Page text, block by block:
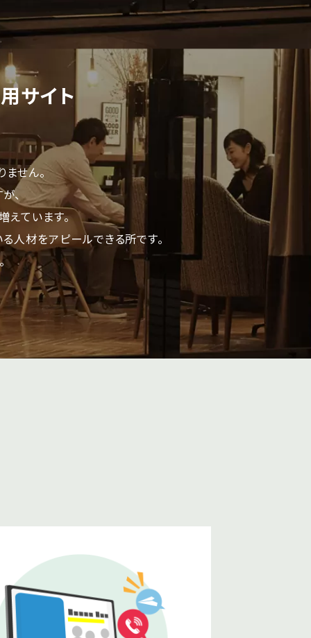
サイト
せん。
、
えています。
人材をアピールできる所です。